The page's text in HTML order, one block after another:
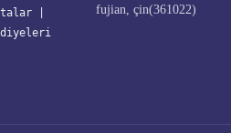
fujian, çin(361022)